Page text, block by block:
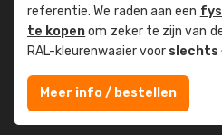
referentie. We raden aan een
te kopenom zeker te zijn van
RAL-kleuren­waaier voor slechts
Meer info / bestellen